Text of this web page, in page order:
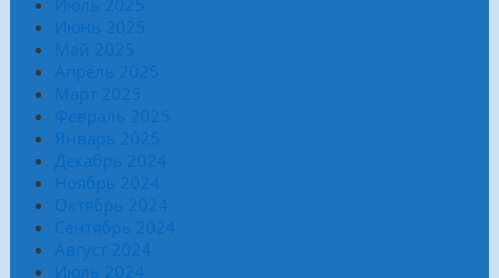
Июль 2025
Июнь 2025
Май 2025
Апрель 2025
Март 2025
Февраль 2025
Январь 2025
Декабрь 2024
Ноябрь 2024
Октябрь 2024
Сентябрь 2024
Август 2024
Июль 2024